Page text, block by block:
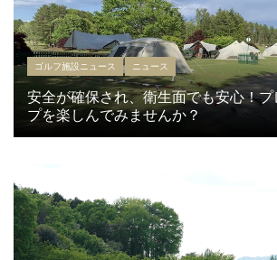
ゴルフ施設ニュース ニュース
安全が確保され、衛生面でも安心！
プを楽しんでみませんか？